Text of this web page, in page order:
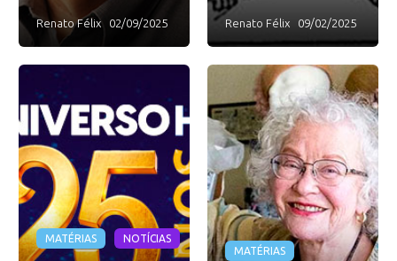
Renato Félix 02/09/2025 Renato Félix 09/02/2025
MATÉRIAS NOTÍCIAS
MATÉRIAS